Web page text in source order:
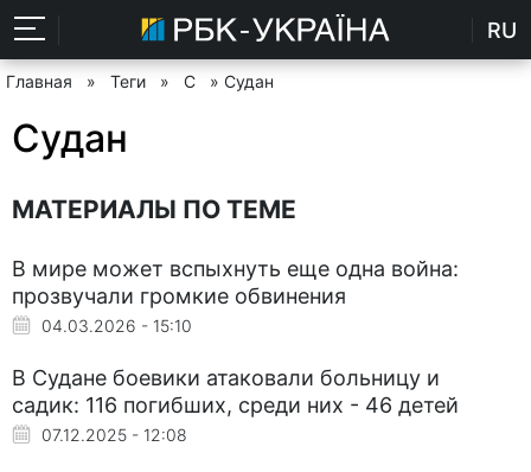
RU
Главная » Теги » С » Судан
Судан
МАТЕРИАЛЫ ПО ТЕМЕ
В мире может вспыхнуть еще одна война:
прозвучали громкие обвинения
04.03.2026 - 15:10
В Судане боевики атаковали больницу и
садик: 116 погибших, среди них - 46 детей
07.12.2025 - 12:08